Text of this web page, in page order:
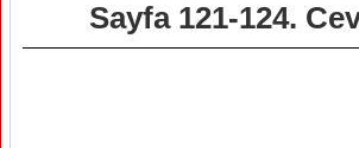
Sayfa 121-124.